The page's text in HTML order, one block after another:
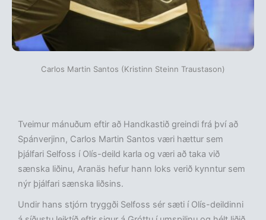
Carlos Martin Santos (Kristinn Steinn Traustason)
Tveimur mánuðum eftir að Handkastið greindi frá því að
Spánverjinn, Carlos Martin Santos væri hættur sem
þjálfari Selfoss í Olís-deild karla og væri að taka við
sænska liðinu, Aranäs hefur hann loks verið kynntur sem
nýr þjálfari sænska liðsins.
Undir hans stjórn tryggði Selfoss sér sæti í Olís-deildinni